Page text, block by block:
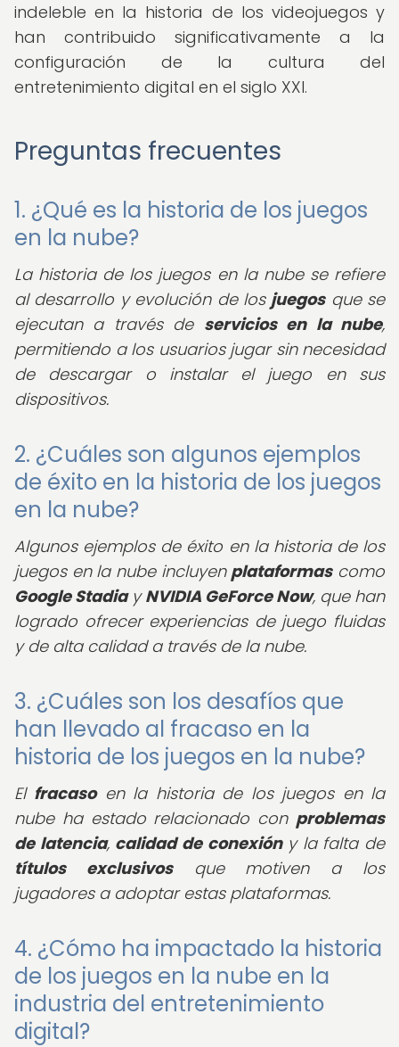
indeleble en la historia de los videojuegos y
han contribuido significativamente a la
configuración de la cultura del
entretenimiento digital en el siglo XXI.
Preguntas frecuentes
1. ¿Qué es la historia de los juegos
en la nube?
La historia de los juegos en la nube se refiere
al desarrollo y evolución de los juegosque se
ejecutan a través de servicios en la nube,
permitiendo a los usuarios jugar sin necesidad
de descargar o instalar el juego en sus
dispositivos.
2. ¿Cuáles son algunos ejemplos
de éxito en la historia de los juegos
en la nube?
Algunos ejemplos de éxito en la historia de los
juegos en la nube incluyen plataformascomo
Google StadiayNVIDIA GeForce Now, que han
logrado ofrecer experiencias de juego fluidas
y de alta calidad a través de la nube.
3. ¿Cuáles son los desafíos que
han llevado al fracaso en la
historia de los juegos en la nube?
El fracasoen la historia de los juegos en la
nube ha estado relacionado con problemas
de latencia, calidad de conexióny la falta de
títulos exclusivosque motiven a los
jugadores a adoptar estas plataformas.
4. ¿Cómo ha impactado la historia
de los juegos en la nube en la
industria del entretenimiento
digital?